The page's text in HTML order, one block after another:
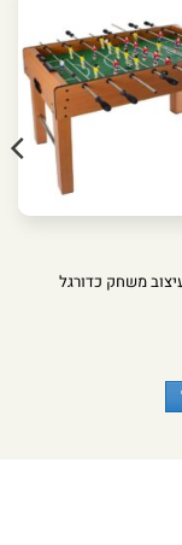
משחק כדורגל